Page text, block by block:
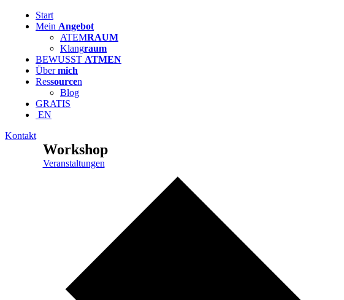
Start
Mein Angebot
ATEMRAUM
Klangraum
BEWUSST ATMEN
Übermich
Ressourcen
Blog
GRATIS
EN
Kontakt
Workshop
Veranstaltungen